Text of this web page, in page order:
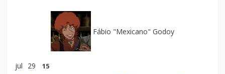
Fábio "Mexicano" Godoy
jul 29 15